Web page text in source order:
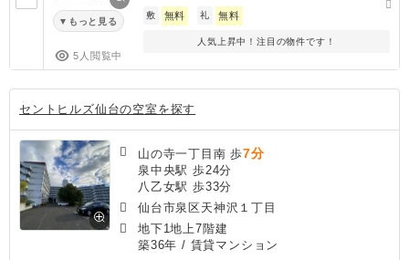
もっと見る
5人閲覧中
敷 無料 礼 無料
人気上昇中！注目の物件です！
セントヒルズ仙台の空室を探す
山の寺一丁目南 歩7分
泉中央駅 歩24分
八乙女駅 歩33分
仙台市泉区天神沢１丁目
地下1地上7階建
築36年 / 賃貸マンション